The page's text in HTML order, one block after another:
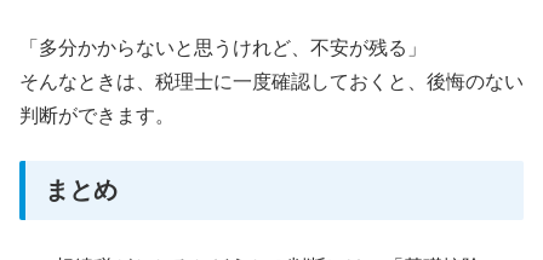
「多分かからないと思うけれど、不安が残る」
そんなときは、税理士に一度確認しておくと、後悔のない
判断ができます。
まとめ